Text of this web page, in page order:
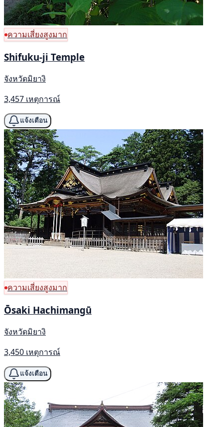
ความเสี่ยงสูงมาก
Shifuku-ji Temple
จังหวัดมิยางิ
3,457 เหตุการณ์
แจ้งเตือน
ความเสี่ยงสูงมาก
Ōsaki Hachimangū
จังหวัดมิยางิ
3,450 เหตุการณ์
แจ้งเตือน